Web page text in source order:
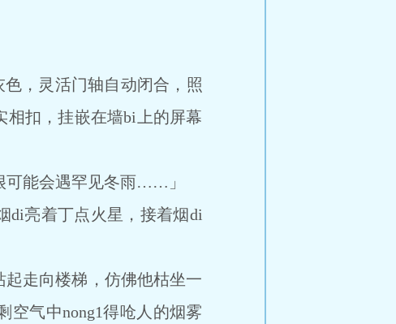
，灵活门轴自动闭合，照
相扣，挂嵌在墙bi上的屏幕
能会遇罕见冬雨……」
亮着丁点火星，接着烟di
走向楼梯，仿佛他枯坐一
空气中nong1得呛人的烟雾